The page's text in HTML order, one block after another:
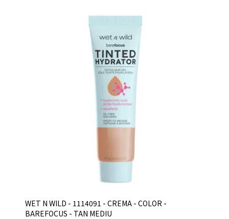
WET N WILD - 1114091 - CREMA - COLOR -
BAREFOCUS - TAN MEDIU